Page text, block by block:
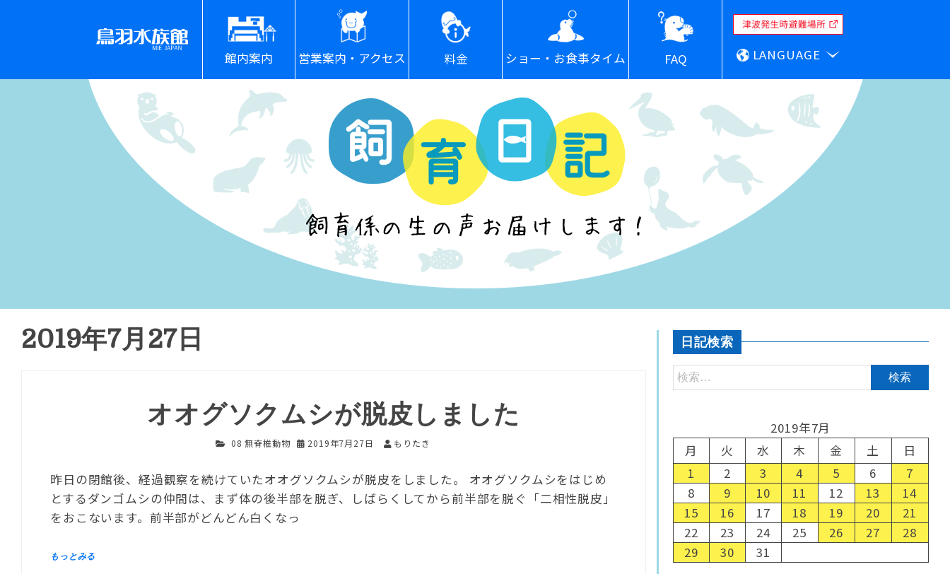
館内案内 営業案内・アクセス 料金 ショー・お食事タイム FAQ LANGUAGE
2019年7月27日
オオグソクムシが脱皮しました
08 無脊椎動物 2019年7月27日 もりたき
昨日の閉館後、経過観察を続けていたオオグソクムシが脱皮をしました。 オオグソクムシをはじめ
とするダンゴムシの仲間は、まず体の後半部を脱ぎ、しばらくしてから前半部を脱ぐ「二相性脱皮」
をおこないます。前半部がどんどん白くなっ
日記検索
2019年7月
月
火 水 木 金 土
日
1
2 3 4 5 6
7
8
9 10 11 12 13
14
15
16 17 18 19 20
21
22
23 24 25 26 27
28
29
30 31